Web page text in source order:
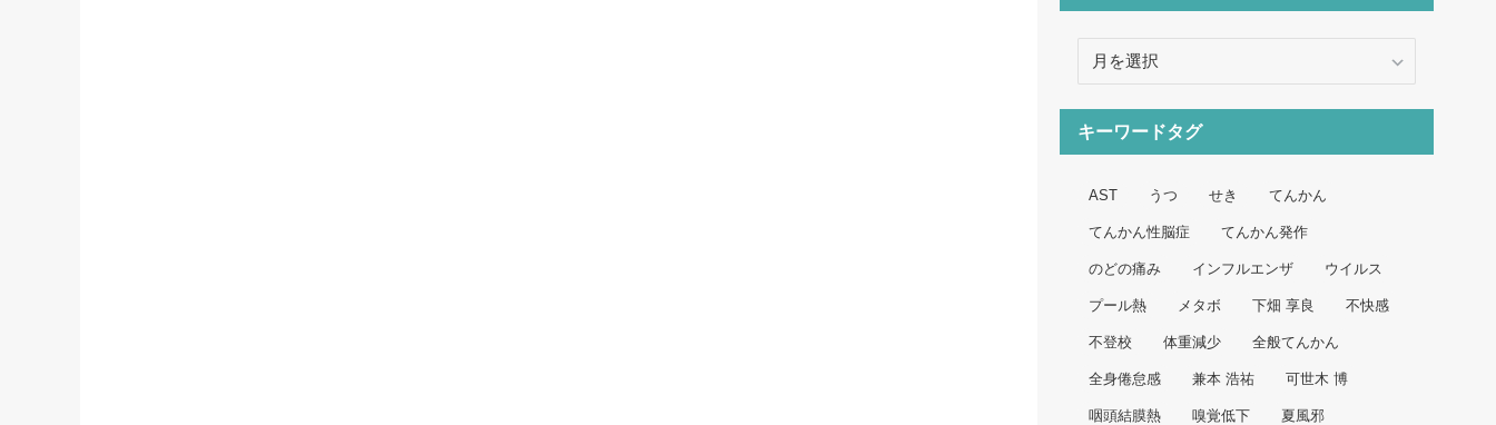
イ
ブ
キーワードタグ
AST うつ せき てんかん
てんかん性脳症 てんかん発作
のどの痛み インフルエンザ ウイルス
プール熱 メタボ 下畑 享良 不快感
不登校 体重減少 全般てんかん
全身倦怠感 兼本 浩祐 可世木 博
咽頭結膜熱 嗅覚低下 夏風邪